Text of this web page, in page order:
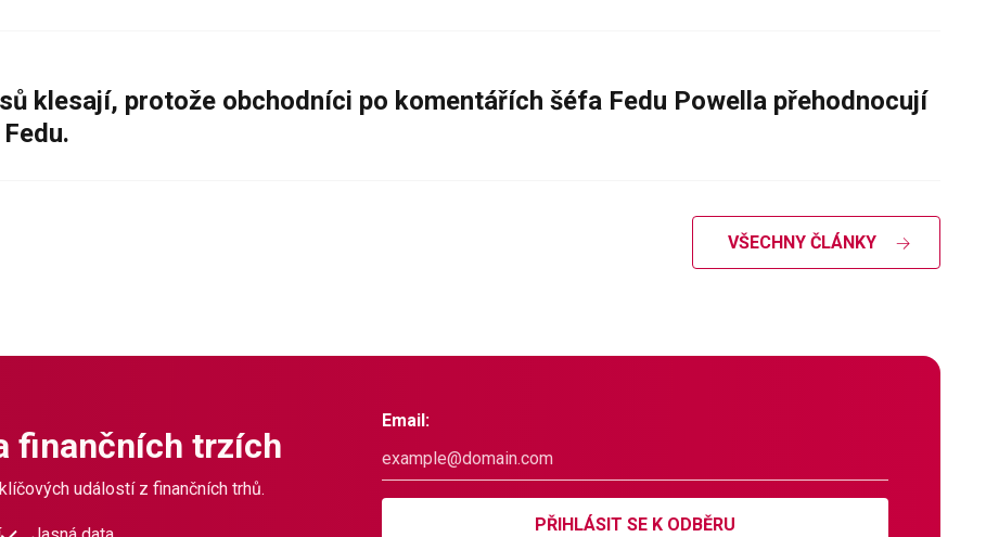
klesají, protože obchodníci po komentářích šéfa Fedu Powella přehodnocují
VŠECHNY ČLÁNKY
finančních trzích
událostí z finančních trhů.
Email:
PŘIHLÁSIT SE K ODBĚRU